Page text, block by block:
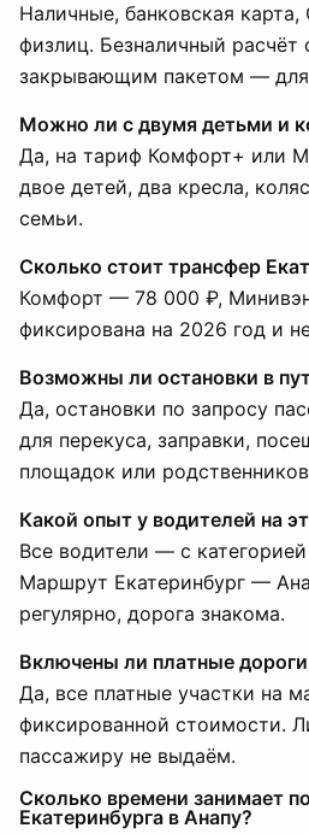
Наличные, банковская
физлиц. Безналичный
закрывающим пакетом —
Можно ли с двумя детьми и
Да, на тариф Комфорт+ или
двое детей, два кресла,
семьи.
Сколько стоит трансфер
Комфорт — 78 000 ₽,
фиксирована на 2026 год и
Возможны ли остановки в
Да, остановки по запросу
для перекуса, заправки,
площадок или
Какой опыт у водителей на
Все водители — с
Маршрут Екатеринбург —
регулярно, дорога знакома.
Включены ли платные дороги
Да, все платные участки на
фиксированной стоимости.
пассажиру не выдаём.
Сколько времени занимает
Екатеринбурга в Анапу?